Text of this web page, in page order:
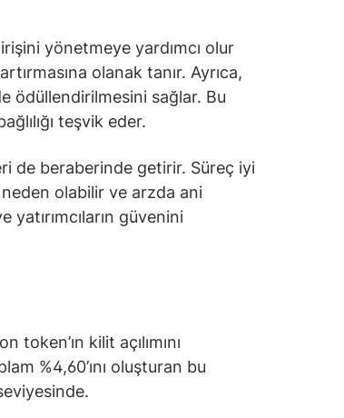
yönetmeye yardımcı olur
olanak tanır. Ayrıca,
ödüllendirilmesini sağlar. Bu
teşvik eder.
de beraberinde getirir. Süreç iyi
olabilir ve arzda ani
yatırımcıların güvenini
kilit açılımını
%4,60’ını oluşturan bu